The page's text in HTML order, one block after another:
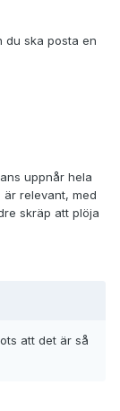
du ska posta en
uppnår hela
relevant, med
skräp att plöja
att det är så